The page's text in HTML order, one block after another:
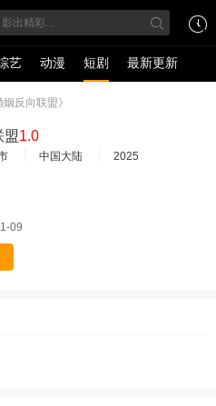
艺 动漫 短剧 最新更新
姻反向联盟》
盟1.0
中国大陆
2025
09